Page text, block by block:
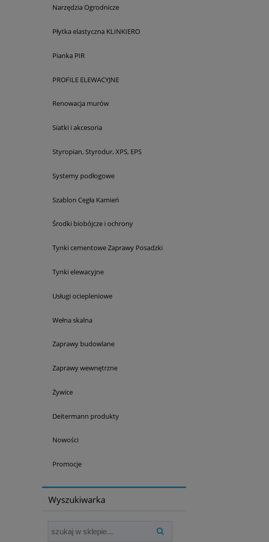
Narzędzia Ogrodnicze
Płytka elastyczna KLINKIERO
Pianka PIR
PROFILE ELEWACYJNE
Renowacja murów
Siatki i akcesoria
Styropian, Styrodur, XPS, EPS
Systemy podłogowe
Szablon Cegła Kamień
Środki biobójcze i ochrony
Tynki cementowe Zaprawy Posadzki
Tynki elewacyjne
Usługi ociepleniowe
Wełna skalna
Zaprawy budowlane
Zaprawy wewnętrzne
Żywice
Deitermann produkty
Nowości
Promocje
Wyszukiwarka